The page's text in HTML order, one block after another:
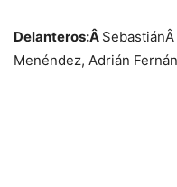
Delanteros:Â
Menéndez, Adrián